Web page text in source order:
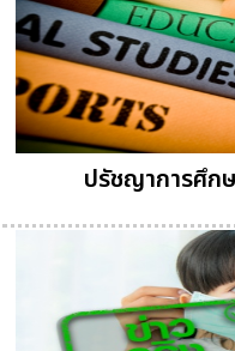
ปรัชญาการศึก